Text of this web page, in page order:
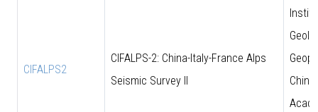
CIFALPS2
CIFALPS-2: China-Italy-France Alps
Seismic Survey II